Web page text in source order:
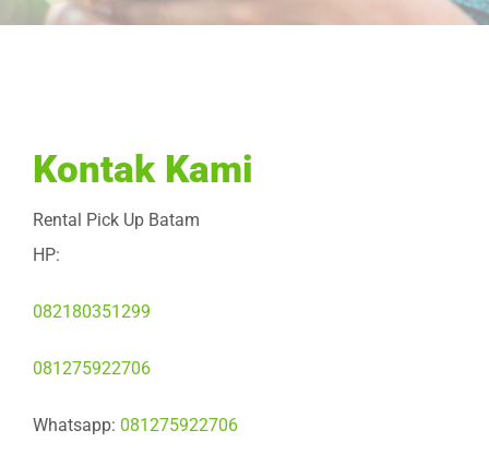
Kontak Kami
Rental Pick Up Batam
HP:
082180351299
081275922706
Whatsapp: 081275922706